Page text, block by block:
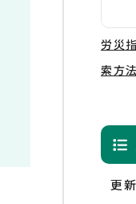
労災
索方
更